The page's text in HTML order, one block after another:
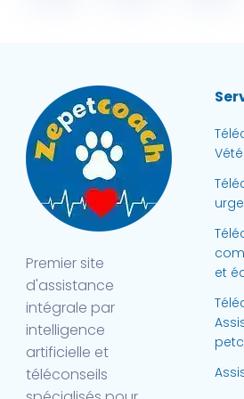
Premier site
d'assistance
intégrale par
intelligence
artificielle et
téléconseils
et